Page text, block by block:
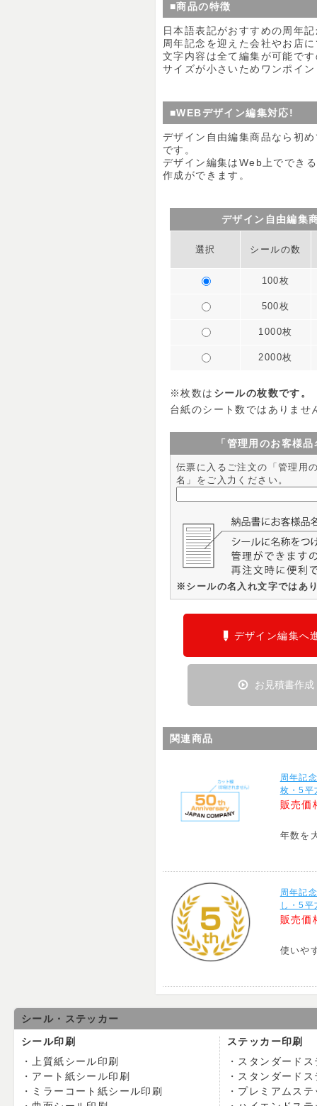
■商品の特徴
日本語表記がおすすめの周年
周年記念を迎えた会社やお店
文字内容は全て編集が可能で
サイズが小さいためワンポイ
■WEBデザイン編集対応!
デザイン自由編集商品なら初
です。
デザイン編集はWeb上ででき
作成ができます。
デザイン自由編集
選択 シールの数
100枚
500枚
1000枚
2000枚
※枚数は シールの枚数です。
台紙のシート数ではありませ
「管理用のお客様
伝票に入るご注文の「管理用
名」をご入力ください。
※シールの名入れ文字ではあ
お見積書作成
デザイン編集へ
関連商品
周年記
枚・5平
販売価
年数を
周年記
し・5
販売価
使いや
シール・ステッカー
シール印刷
上質紙シール印刷
アート紙シール印刷
ミラーコート紙シール印刷
ステッカー印刷
スタンダード
スタンダード
プレミアムステ